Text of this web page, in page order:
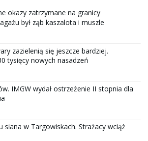
okazy zatrzymane na granicy
był ząb kaszalota i muszle
zazielenią się jeszcze bardziej.
tysięcy nowych nasadzeń
IMGW wydał ostrzeżenie II stopnia dla
siana w Targowiskach. Strażacy wciąż